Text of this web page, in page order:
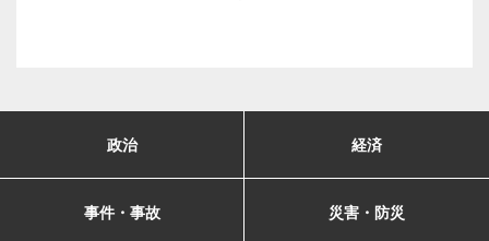
政治 経済
事件・事故 災害・防災